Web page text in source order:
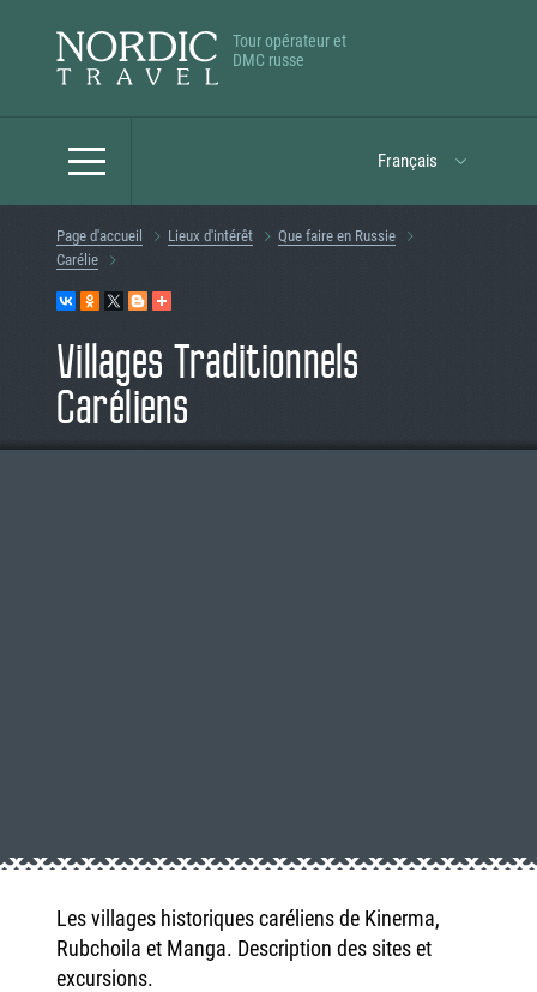
Tour opérateur et
DMC russe
Français
Page d'accueil Lieux d'intérêt
Que faire en Russie
Carélie
Villages Traditionnels
Caréliens
Les villages historiques caréliens de Kinerma,
Rubchoila et Manga. Description des sites et
excursions.